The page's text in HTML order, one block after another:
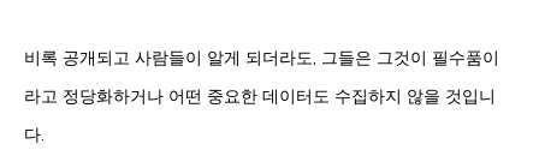
비록 공개되고 사람들이 알게 되더라도, 그들은 그것이 필수품이
라고 정당화하거나 어떤 중요한 데이터도 수집하지 않을 것입니
다.